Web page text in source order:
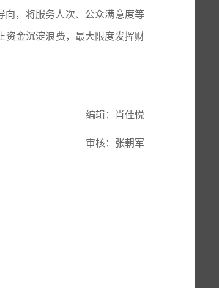
向，将服务人次、公众满意度等
资金沉淀浪费，最大限度发挥财
编辑：肖佳悦
审核：张朝军